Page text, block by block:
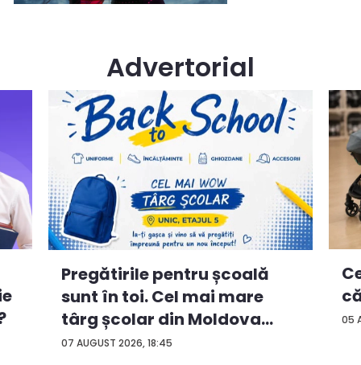
Advertorial
07 AUGUST 2026, 18:45
Pregătirile pentru școală
sunt în toi. Cel mai mare
târg școlar din Moldova
con...
05